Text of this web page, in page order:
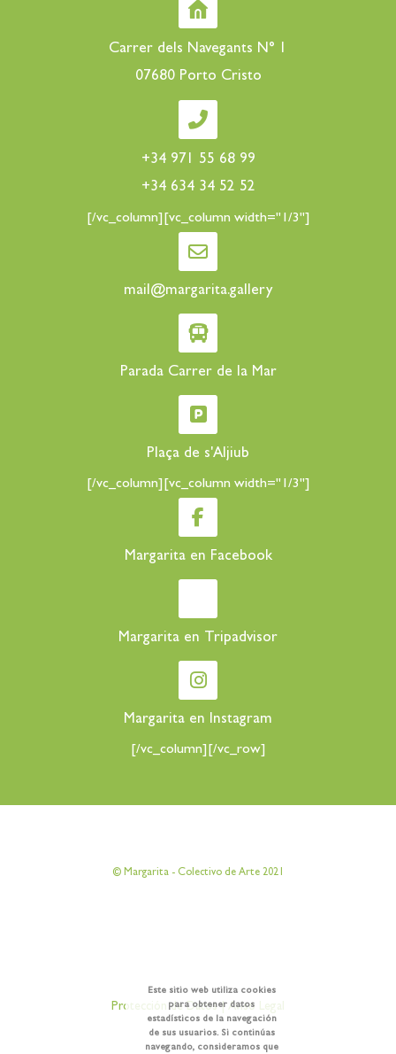
Carrer dels Navegants N° 1
07680 Porto Cristo
+34 971 55 68 99
+34 634 34 52 52
[/vc_column][vc_column width="1/3"]
mail@margarita.gallery
Parada Carrer de la Mar
Plaça de s'Aljiub
[/vc_column][vc_column width="1/3"]
Margarita en Facebook
Margarita en Tripadvisor
Margarita en Instagram
[/vc_column][/vc_row]
© Margarita - Colectivo de Arte 2021
Protección de Datos|Aviso Legal
[/vc_column_text][/vc_column][/vc_row]
Este sitio web utiliza cookies
para obtener datos
estadísticos de la navegación
de sus usuarios. Si continúas
navegando, consideramos que